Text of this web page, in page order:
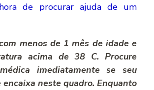
de procurar ajuda de um
menos de 1 mês de idade e
acima de 38 C. Procure
imediatamente se seu
neste quadro. Enquanto